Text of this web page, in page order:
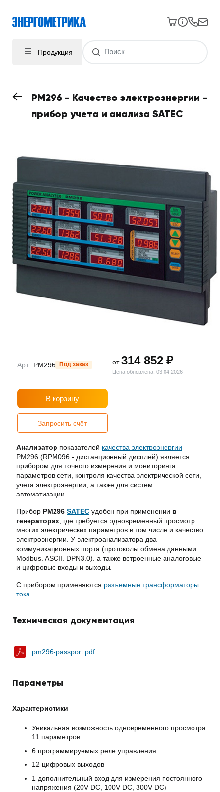
Продукция
PM296 - Качество электроэнергии -
прибор учета и анализа SATEC
Арт.: PM296 Под заказ от314 852 ₽
Цена обновлена: 03.04.2026
В корзину
Запросить счёт
Анализатор показателей качества электроэнергии
PM296 (RPM096 - дистанционный дисплей) является
прибором для точного измерения и мониторинга
параметров сети, контроля качества электрической сети,
учета электроэнергии, а также для систем
автоматизации.
Прибор PM296 SATEC удобен при применении в
генераторах , где требуется одновременный просмотр
многих электрических параметров в том числе и качество
электроэнергии. У электроанализатора два
коммуникационных порта (протоколы обмена данными
Modbus, ASCII, DPN3.0), а также встроенные аналоговые
и цифровые входы и выходы.
С прибором применяются разъемные трансформаторы
тока
Техническая документация
pm296-passport.pdf
Параметры
Характеристики
Уникальная возможность одновременного просмотра
11 параметров
6 программируемых реле управления
12 цифровых выходов
1 дополнительный вход для измерения постоянного
напряжения (20V DC, 100V DC, 300V DC)